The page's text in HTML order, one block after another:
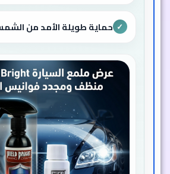
✓ حماية طويلة الأمد من